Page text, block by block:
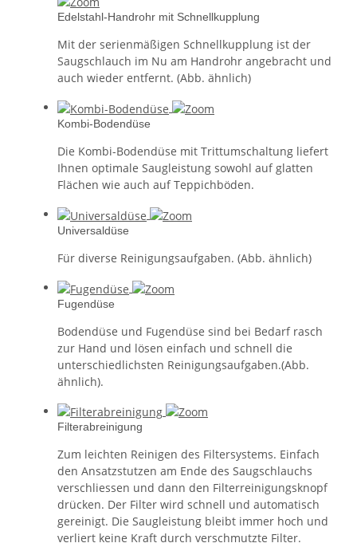
Edelstahl-Handrohr mit Schnellkupplung
Mit der serienmäßigen Schnellkupplung ist der
Saugschlauch im Nu am Handrohr angebracht und
auch wieder entfernt. (Abb. ähnlich)
Kombi-Bodendüse
Die Kombi-Bodendüse mit Trittumschaltung liefert
Ihnen optimale Saugleistung sowohl auf glatten
Flächen wie auch auf Teppichböden.
Universaldüse
Für diverse Reinigungsaufgaben. (Abb. ähnlich)
Fugendüse
Bodendüse und Fugendüse sind bei Bedarf rasch
zur Hand und lösen einfach und schnell die
unterschiedlichsten Reinigungsaufgaben.(Abb.
ähnlich).
Filterabreinigung
Zum leichten Reinigen des Filtersystems. Einfach
den Ansatzstutzen am Ende des Saugschlauchs
verschliessen und dann den Filterreinigungsknopf
drücken. Der Filter wird schnell und automatisch
gereinigt. Die Saugleistung bleibt immer hoch und
verliert keine Kraft durch verschmutzte Filter.